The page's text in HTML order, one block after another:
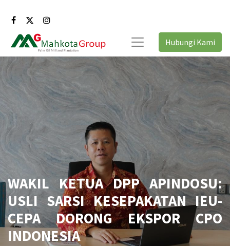
Hubungi Kami
WAKIL KETUA DPP APINDOSU:
USLI SARSI KESEPAKATAN IEU-
CEPA DORONG EKSPOR CPO
INDONESIA